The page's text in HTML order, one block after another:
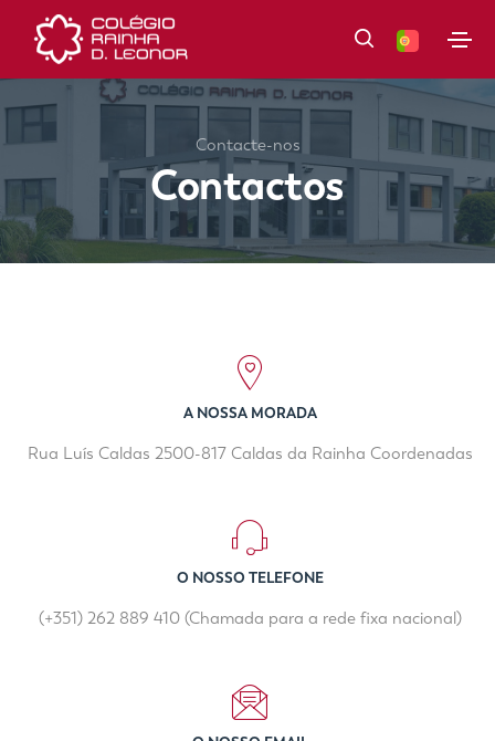
Contacte-nos
Contactos
A NOSSA MORADA
Rua Luís Caldas 2500-817 Caldas da Rainha Coordenadas
O NOSSO TELEFONE
(+351) 262 889 410 (Chamada para a rede fixa nacional)